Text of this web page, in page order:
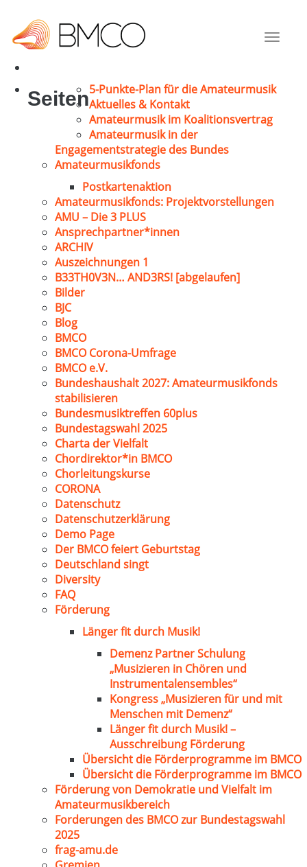
Toggle
Hamburg
1972
Seiten5-Punkte-Plan für die Amateurmusik
Aktuelles & Kontakt
Amateurmusik im Koalitionsvertrag
Amateurmusik in der
Engagementstrategie des Bundes
Amateurmusikfonds
Postkartenaktion
Amateurmusikfonds: Projektvorstellungen
AMU – Die 3 PLUS
Ansprechpartner*innen
ARCHIV
Auszeichnungen 1
B33TH0V3N… AND3RS! [abgelaufen]
Bilder
BJC
Blog
BMCO
BMCO Corona-Umfrage
BMCO e.V.
Bundeshaushalt 2027: Amateurmusikfonds
stabilisieren
Bundesmusiktreffen 60plus
Bundestagswahl 2025
Charta der Vielfalt
Chordirektor*in BMCO
Chorleitungskurse
CORONA
Datenschutz
Datenschutzerklärung
Demo Page
Der BMCO feiert Geburtstag
Deutschland singt
Diversity
FAQ
Förderung
Länger fit durch Musik!
Demenz Partner Schulung
„Musizieren in Chören und
Instrumentalensembles“
Kongress „Musizieren für und mit
Menschen mit Demenz“
Länger fit durch Musik! –
Ausschreibung Förderung
Übersicht die Förderprogramme im BMCO
Übersicht die Förderprogramme im BMCO
Förderung von Demokratie und Vielfalt im
Amateurmusikbereich
Forderungen des BMCO zur Bundestagswahl
2025
frag-amu.de